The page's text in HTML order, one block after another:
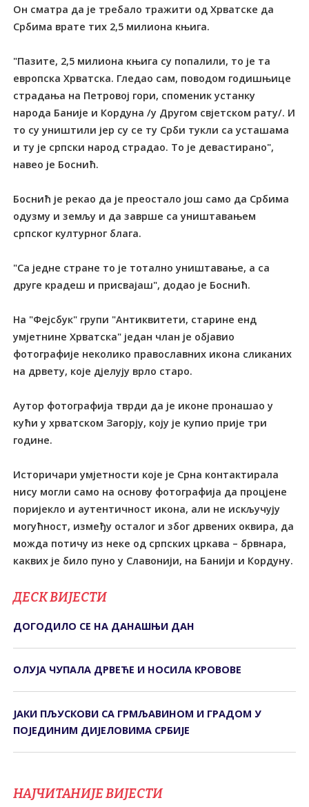
Он сматра да је требало тражити од Хрватске да
Србима врате тих 2,5 милиона књига.
"Пазите, 2,5 милиона књига су попалили, то је та
европска Хрватска. Гледао сам, поводом годишњице
страдања на Петровој гори, споменик устанку
народа Баније и Кордуна /у Другом свјетском рату/. И
то су уништили јер су се ту Срби тукли са усташама
и ту је српски народ страдао. То је девастирано",
навео је Боснић.
Боснић је рекао да је преостало још само да Србима
одузму и земљу и да заврше са уништавањем
српског културног блага.
"Са једне стране то је тотално уништавање, а са
друге крадеш и присвајаш", додао је Боснић.
На "Фејсбук" групи "Антиквитети, старине енд
умјетнине Хрватска" један члан је објавио
фотографије неколико православних икона сликаних
на дрвету, које дјелују врло старо.
Аутор фотографија тврди да је иконе пронашао у
кући у хрватском Загорју, коју је купио прије три
године.
Историчари умјетности које је Срна контактирала
нису могли само на основу фотографија да процјене
поријекло и аутентичност икона, али не искључују
могућност, између осталог и због дрвених оквира, да
можда потичу из неке од српских цркава – брвнара,
каквих је било пуно у Славонији, на Банији и Кордуну.
ДЕСК ВИЈЕСТИ
ДОГОДИЛО СЕ НА ДАНАШЊИ ДАН
ОЛУЈА ЧУПАЛА ДРВЕЋЕ И НОСИЛА КРОВОВЕ
ЈАКИ ПЉУСКОВИ СА ГРМЉАВИНОМ И ГРАДОМ У
ПОЈЕДИНИМ ДИЈЕЛОВИМА СРБИЈЕ
НАЈЧИТАНИЈЕ ВИЈЕСТИ